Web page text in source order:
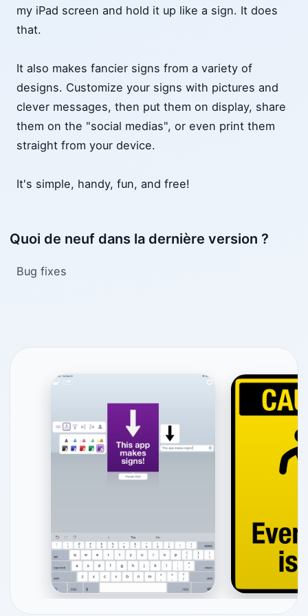
my iPad screen and hold it up like a sign. It does
that.
It also makes fancier signs from a variety of
designs. Customize your signs with pictures and
clever messages, then put them on display, share
them on the "social medias", or even print them
straight from your device.
It's simple, handy, fun, and free!
Quoi de neuf dans la dernière version ?
Bug fixes